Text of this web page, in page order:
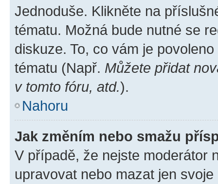
Jednoduše. Klikněte na
tématu. Možná bude nutné se
diskuze. To, co vám je
tématu (Např. Můžete přidat
v tomto fóru, atd.).
Nahoru
Jak změním nebo smažu
V případě, že nejste moderátor
upravovat nebo mazat jen